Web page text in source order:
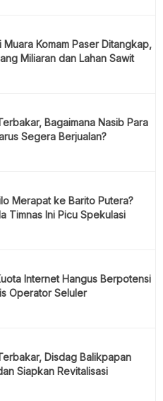
Komam Paser Ditangkap,
Miliaran dan Lahan Sawit
Bagaimana Nasib Para
Segera Berjualan?
Merapat ke Barito Putera?
Timnas Ini Picu Spekulasi
Internet Hangus Berpotensi
Operator Seluler
Disdag Balikpapan
Siapkan Revitalisasi